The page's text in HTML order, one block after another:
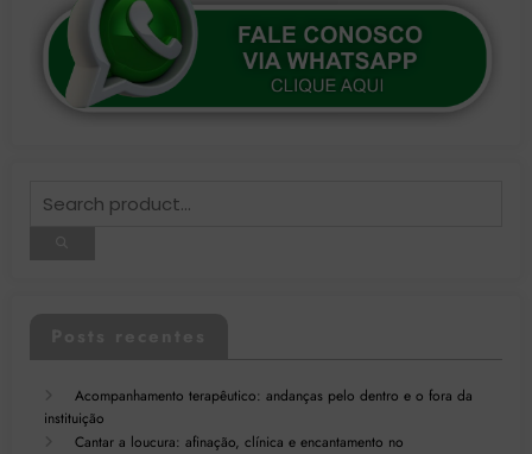
Acompanhamento terapêutico: andanças pelo dentro e o fora da
instituição
Cantar a loucura: afinação, clínica e encantamento no